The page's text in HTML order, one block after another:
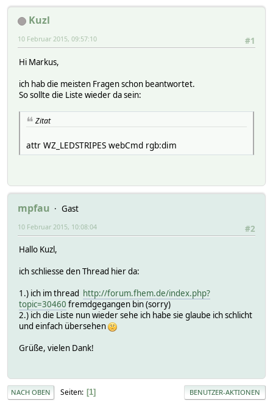
Kuzl
#1
10 Februar 2015, 09:57:10
Hi Markus,
ich hab die meisten Fragen schon beantwortet.
So sollte die Liste wieder da sein:
Zitat
attr WZ_LEDSTRIPES webCmd rgb:dim
mpfau
Gast
#2
10 Februar 2015, 10:08:04
Hallo Kuzl,
ich schliesse den Thread hier da:
1.) ich im thread http://forum.fhem.de/index.php?
topic=30460 fremdgegangen bin (sorry)
2.) ich die Liste nun wieder sehe ich habe sie glaube ich schlicht
und einfach übersehen
Grüße, vielen Dank!
NACH OBEN Seiten 1 BENUTZER-AKTIONEN